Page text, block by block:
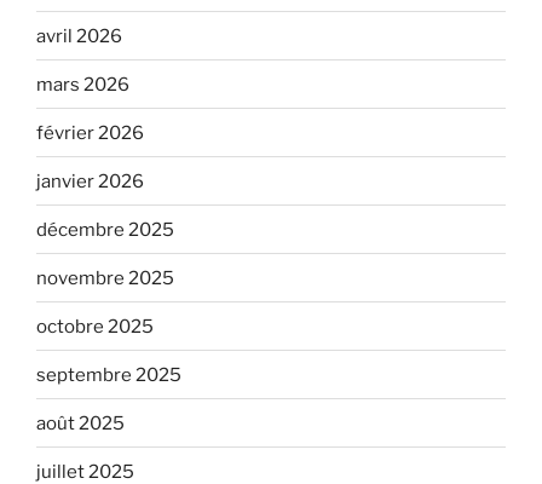
avril 2026
mars 2026
février 2026
janvier 2026
décembre 2025
novembre 2025
octobre 2025
septembre 2025
août 2025
juillet 2025